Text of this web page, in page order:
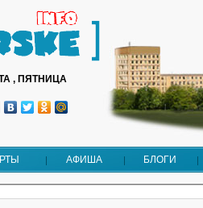
, ПЯТНИЦА
АФИША БЛОГИ